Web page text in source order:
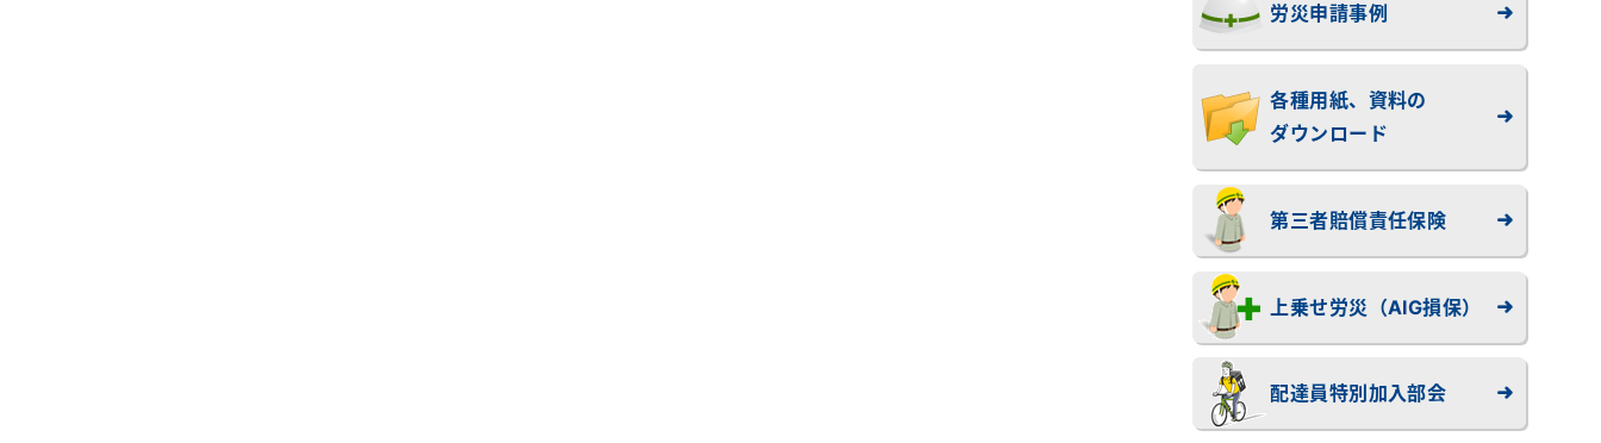
労災申請事例
各種用紙、資料の
ダウンロード
第三者賠償責任保険
上乗せ労災（AIG損保）
配達員特別加入部会